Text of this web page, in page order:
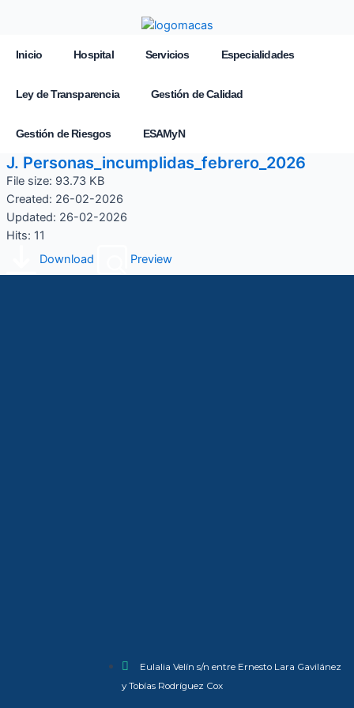
Inicio Hospital Servicios Especialidades
Ley de Transparencia Gestión de Calidad
Gestión de Riesgos ESAMyN
J. Personas_incumplidas_febrero_2026
File size: 93.73 KB
Created: 26-02-2026
Updated: 26-02-2026
Hits: 11
Download
Preview
Eulalia Velín s/n entre Ernesto Lara Gavilánez
y Tobías Rodríguez Cox